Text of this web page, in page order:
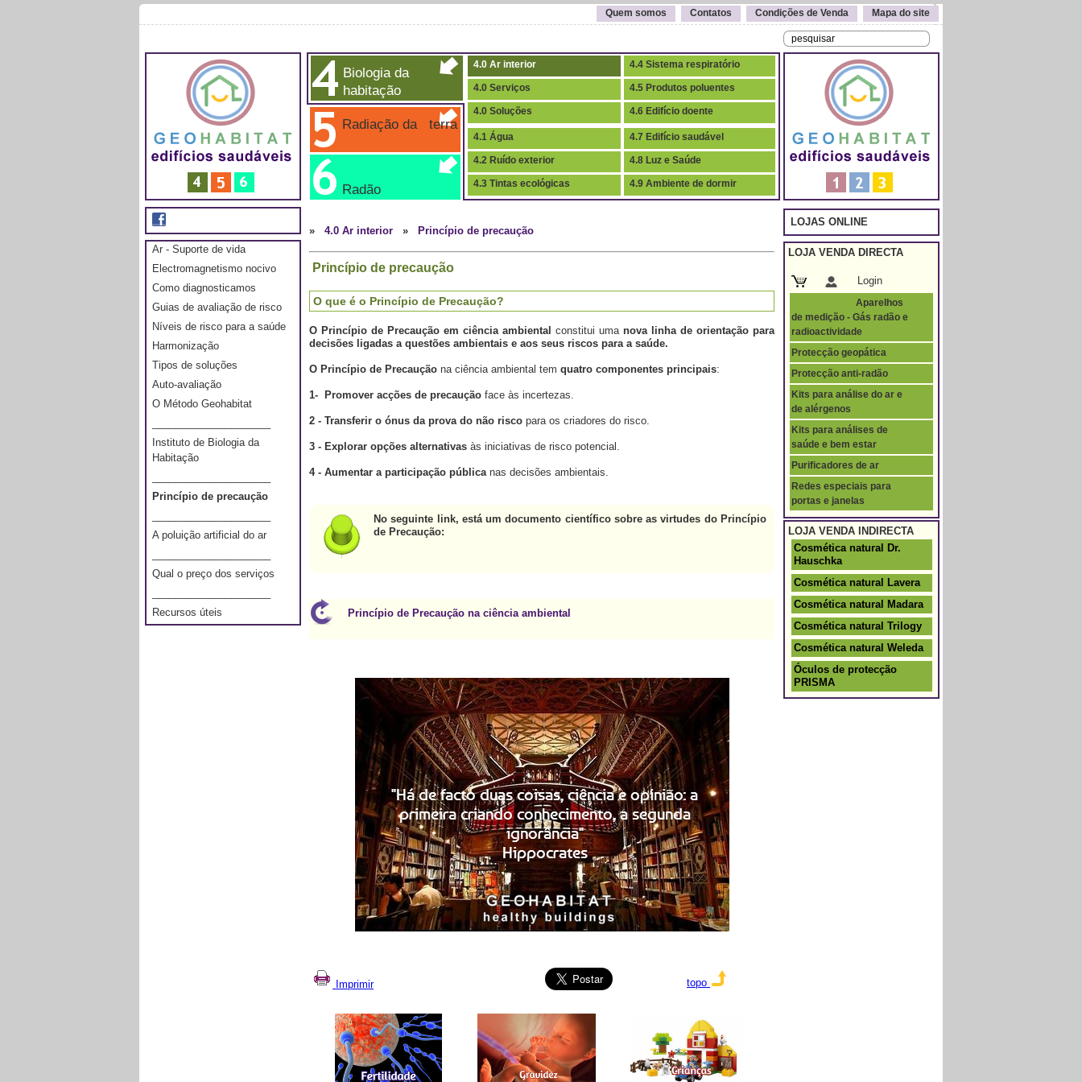
Quem somos Contatos Condições de Venda Mapa do site
Biologia da
habitação
Radiação da terra
Radão
4.0 Ar interior
4.0 Serviços
4.0 Soluções
4.4 Sistema respiratório
4.5 Produtos poluentes
4.6 Edifício doente
4.1 Água
4.2 Ruído exterior
4.3 Tintas ecológicas
4.7 Edifício saudável
4.8 Luz e Saúde
4.9 Ambiente de dormir
Ar - Suporte de vida
Electromagnetismo nocivo
Como diagnosticamos
Guias de avaliação de risco
Níveis de risco para a saúde
Harmonização
Tipos de soluções
Auto-avaliação
O Método Geohabitat
Instituto de Biologia da
Habitação
Princípio de precaução
A poluição artificial do ar
Qual o preço dos serviços
Recursos úteis
» 4.0 Ar interior » Princípio de precaução
Princípio de precaução
O que é o Princípio de Precaução?
O Princípio de Precaução em ciência ambiental constitui uma nova linha de orientação para
decisões ligadas a questões ambientais e aos seus riscos para a saúde.
O Princípio de Precaução na ciência ambiental tem quatro componentes principais:
1- Promover acções de precaução face às incertezas.
2 - Transferir o ónus da prova do não risco para os criadores do risco.
3 - Explorar opções alternativas às iniciativas de risco potencial.
4 - Aumentar a participação pública nas decisões ambientais.
No seguinte link, está um documento científico sobre as virtudes do Princípio
de Precaução:
Princípio de Precaução na ciência ambiental
Imprimir topo
LOJAS ONLINE
LOJA VENDA DIRECTA
Login
Aparelhos
de medição - Gás radão e
radioactividade
Protecção geopática
Protecção anti-radão
Kits para análise do ar e
de alérgenos
Kits para análises de
saúde e bem estar
Purificadores de ar
Redes especiais para
portas e janelas
LOJA VENDA INDIRECTA
Cosmética natural Dr.
Hauschka
Cosmética natural Lavera
Cosmética natural Madara
Cosmética natural Trilogy
Cosmética natural Weleda
Óculos de protecção
PRISMA